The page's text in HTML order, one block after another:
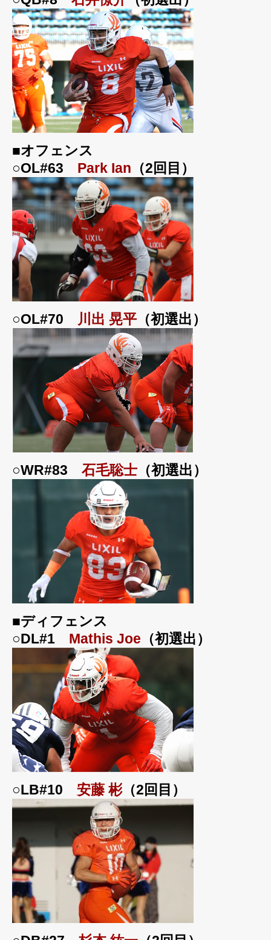
■オフェンス
○OL#63 Park Ian （2回目）
○OL#70 川出 晃平 （初選出）
○WR#83 石毛聡士 （初選出）
■ディフェンス
○DL#1 Mathis Joe （初選出）
○LB#10 安藤 彬（2回目）